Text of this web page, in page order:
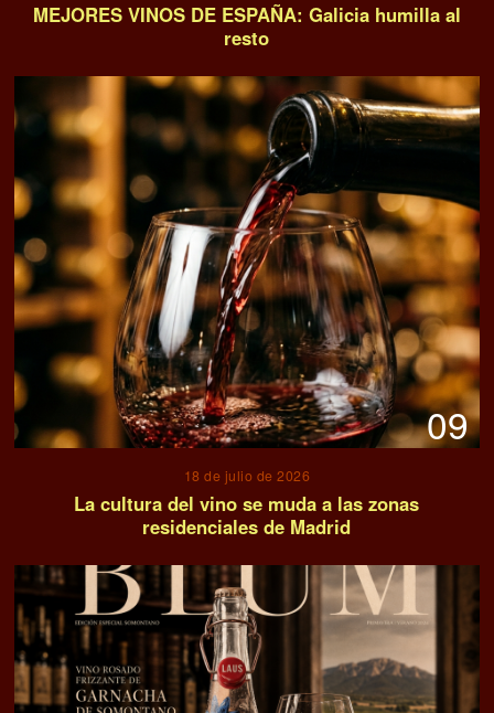
MEJORES VINOS DE ESPAÑA: Galicia humilla al
resto
09
18 de julio de 2026
La cultura del vino se muda a las zonas
residenciales de Madrid